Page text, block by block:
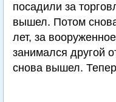
посадили за
вышел. Потом
лет, за
занимался другой
снова вышел.